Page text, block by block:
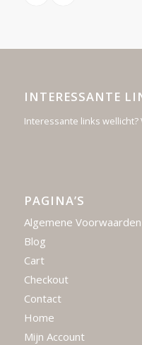
INTERESSANTE
Interessante links
PAGINA’S
Algemene Voorwaarden
Blog
Cart
Checkout
Contact
Home
Mijn Account